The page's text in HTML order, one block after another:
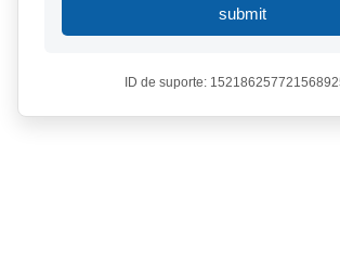
submit
ID de suporte: